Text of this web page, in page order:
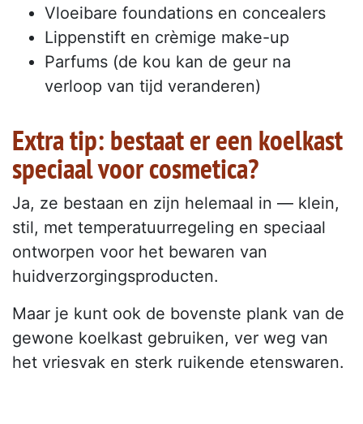
Vloeibare foundations en concealers
Lippenstift en crèmige make-up
Parfums (de kou kan de geur na
verloop van tijd veranderen)
Extra tip: bestaat er een koelkast
speciaal voor cosmetica?
Ja, ze bestaan en zijn helemaal in — klein,
stil, met temperatuurregeling en speciaal
ontworpen voor het bewaren van
huidverzorgingsproducten.
Maar je kunt ook de bovenste plank van de
gewone koelkast gebruiken, ver weg van
het vriesvak en sterk ruikende etenswaren.